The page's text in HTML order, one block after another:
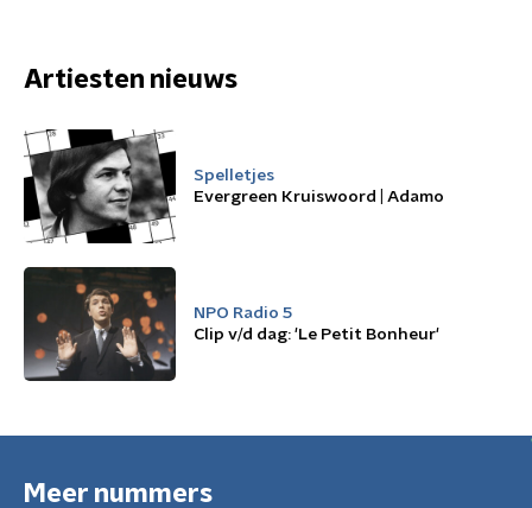
Artiesten nieuws
Spelletjes
Evergreen Kruiswoord | Adamo
NPO Radio 5
Clip v/d dag: 'Le Petit Bonheur'
Meer nummers